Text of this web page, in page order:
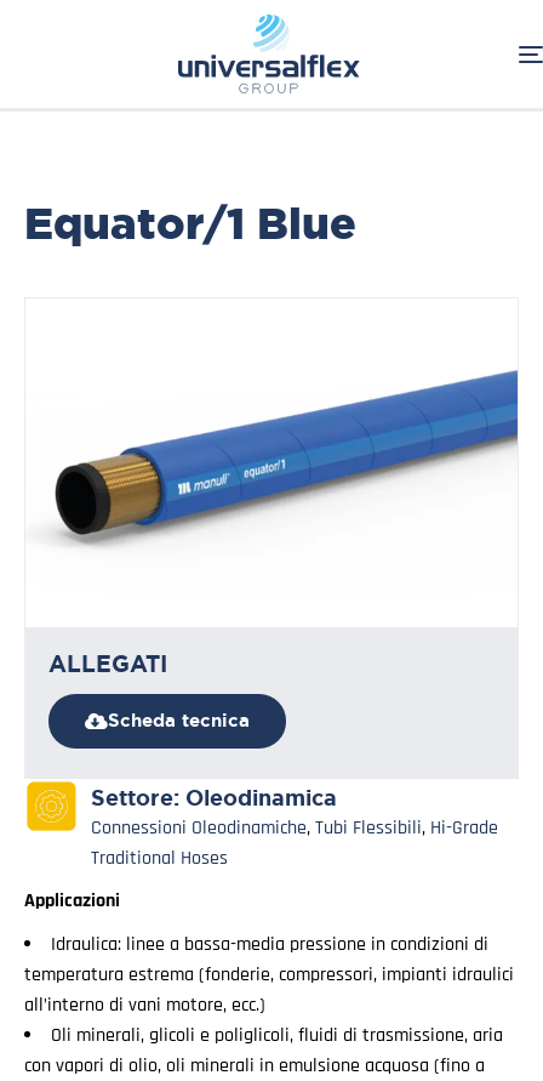
Connessioni Oleodinamiche
Hi-Grade Traditional Hoses
Equator/1 Blue
ALLEGATI
Scheda tecnica
Settore: Oleodinamica
Connessioni Oleodinamiche,Tubi Flessibili, Hi-Grade
Traditional Hoses
Applicazioni
Idraulica: linee a bassa-media pressione in condizioni di
temperatura estrema (fonderie, compressori, impianti idraulici
all’interno di vani motore, ecc.)
Oli minerali, glicoli e poliglicoli, fluidi di trasmissione, aria
con vapori di olio, oli minerali in emulsione acquosa (fino a